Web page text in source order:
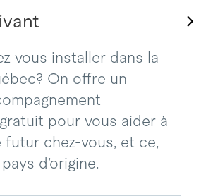
vous installer dans la
On offre un
pour vous aider à
chez-vous, et ce,
d’origine.